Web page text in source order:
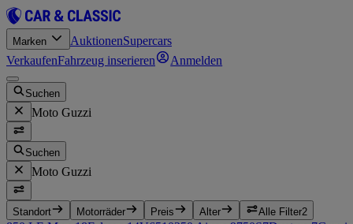
Marken AuktionenSupercars
VerkaufenFahrzeug inserieren Anmelden
Suchen
Moto Guzzi
Suchen
Moto Guzzi
Standort Motorräder Preis Alter Alle Filter2